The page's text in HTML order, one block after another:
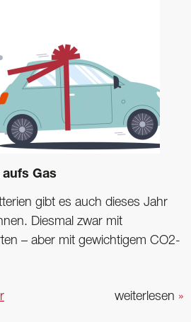
Gas
gibt es auch dieses Jahr
Diesmal zwar mit
– aber mit gewichtigem CO2-
weiterlesen »